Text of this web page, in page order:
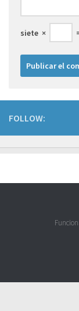
siete ×
FOLLOW: